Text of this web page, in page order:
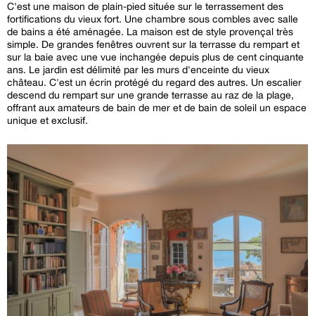
C'est une maison de plain-pied située sur le terrassement des
fortifications du vieux fort. Une chambre sous combles avec salle
de bains a été aménagée. La maison est de style provençal très
simple. De grandes fenêtres ouvrent sur la terrasse du rempart et
sur la baie avec une vue inchangée depuis plus de cent cinquante
ans. Le jardin est délimité par les murs d'enceinte du vieux
château. C'est un écrin protégé du regard des autres. Un escalier
descend du rempart sur une grande terrasse au raz de la plage,
offrant aux amateurs de bain de mer et de bain de soleil un espace
unique et exclusif.